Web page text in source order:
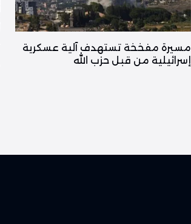
مسيرة مفخخة تستهدف آلية عسكرية
إسرائيلية من قبل حزب الله